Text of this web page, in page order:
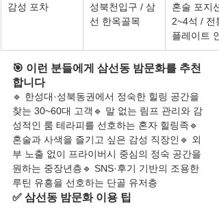
감성 포차
성북천입구 / 삼
선 한옥골목
혼술 포지
2~4석 / 전
플레이트
🎯 이런 분들에게 삼선동 밤문화를 추천
합니다
🔹 한성대·성북동권에서 정숙한 힐링 공간을
찾는 30~60대 고객🔹 말 없는 림프 관리와 감
성적인 룸 테라피를 선호하는 혼자 힐링족🔹
혼술과 사색을 즐기고 싶은 감성 직장인🔹 외
부 노출 없이 프라이버시 중심의 정숙 공간을
원하는 중장년층🔹 SNS·후기 기반의 조용한
루틴 유흥을 선호하는 단골 유저층
✅ 삼선동 밤문화 이용 팁